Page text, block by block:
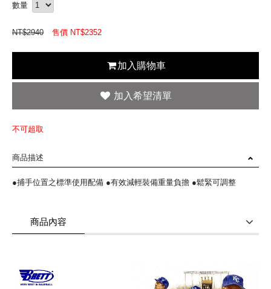
數量
NT$2940 售價 NT$2352
加入購物車
不可超取
商品描述
●捕手位置之標準使用配備 ●有效減輕裝備重量負擔 ●鬆緊可調整
商品內容